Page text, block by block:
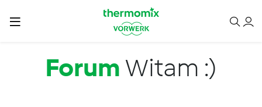
Forum Witam :)